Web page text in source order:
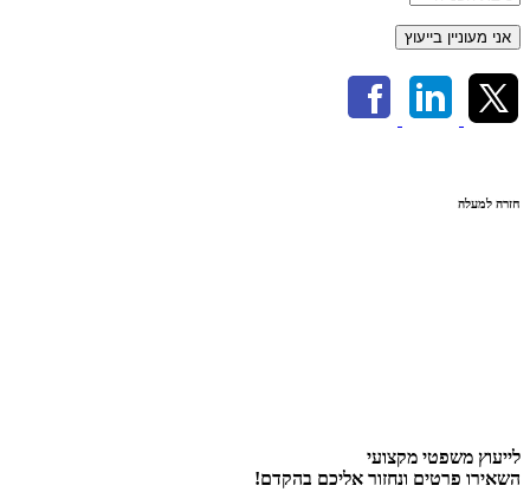
חזרה למעלה
לייעוץ משפטי מקצועי
השאירו פרטים ונחזור אליכם בהקדם!